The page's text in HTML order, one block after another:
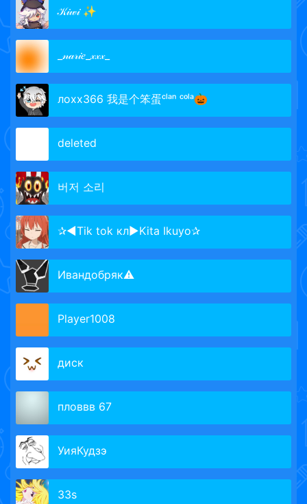
𝒦𝒾𝓌𝒾 ✨
_𝓃𝒶𝓇𝒾𝑒_𝓍𝓍𝓍_
лохх366 我是个笨蛋ᶜˡᵃⁿ ᶜᵒˡᵃ🎃
deleted­­
버저 소리
✰◄Tik tok кл►Kita Ikuyo✰
Ивандобряк⚠️
Player1008
диск
пловвв 67
УияКудзэ
33s